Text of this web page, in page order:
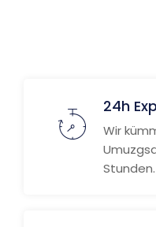
24h
Wir
Stunden.